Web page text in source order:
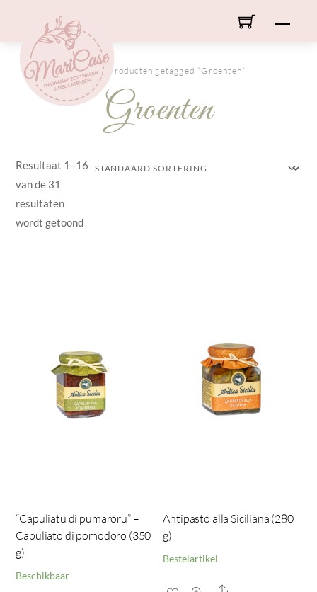
content
HOME / Producten getagged “Groenten”
Groenten
Resultaat 1–16
van de 31
resultaten
wordt getoond
“Capuliatu di pumaròru” –
Capuliato di pomodoro (350
g)
Beschikbaar
Antipasto alla Siciliana (280
g)
Bestelartikel